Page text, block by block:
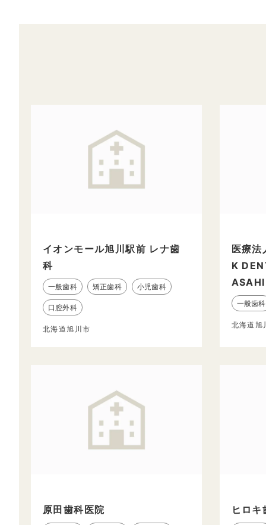
イオンモール旭川駅前 レナ歯
科
一般歯科 矯正歯科 小児歯科
口腔外科
北海道旭川市
医療
K
一般歯科
北海道旭
原田歯科医院 ヒロキ